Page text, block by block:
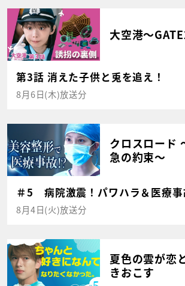
大空港～
第3話 消えた子供と兎を追え！
8月6日(木)放送分
クロスロード
急の約束～
＃5 病院激震！パワハラ＆医療
8月4日(火)放送分
夏色の雲が恋
きおこす